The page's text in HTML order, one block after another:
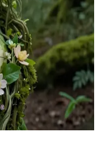
bosque encantado.
del bosque y se ha
o ponerlo a